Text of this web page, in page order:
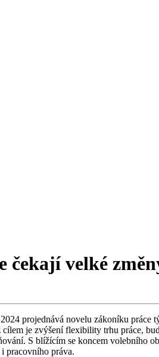
čekají velké
projednává novelu zákoníku
je zvýšení flexibility trhu práce,
S blížícím se koncem volebního
pracovního práva.